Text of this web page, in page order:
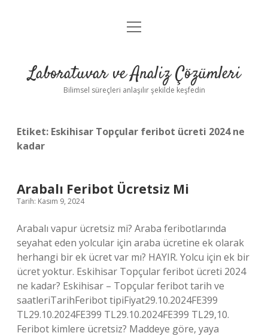
Anasayfa
Yasal Uyarı
menüyü
Laboratuvar ve Analiz Çözümleri
Bilimsel süreçleri anlaşılır şekilde keşfedin
Etiket: Eskihisar Topçular feribot ücreti 2024 ne
kadar
Arabalı Feribot Ücretsiz Mi
Tarih: Kasım 9, 2024
Arabalı vapur ücretsiz mi? Araba feribotlarında
seyahat eden yolcular için araba ücretine ek olarak
herhangi bir ek ücret var mı? HAYIR. Yolcu için ek bir
ücret yoktur. Eskihisar Topçular feribot ücreti 2024
ne kadar? Eskihisar – Topçular feribot tarih ve
saatleriTarihFeribot tipiFiyat29.10.2024FE399
TL29.10.2024FE399 TL29.10.2024FE399 TL29,10.
Feribot kimlere ücretsiz? Maddeye göre, yaya